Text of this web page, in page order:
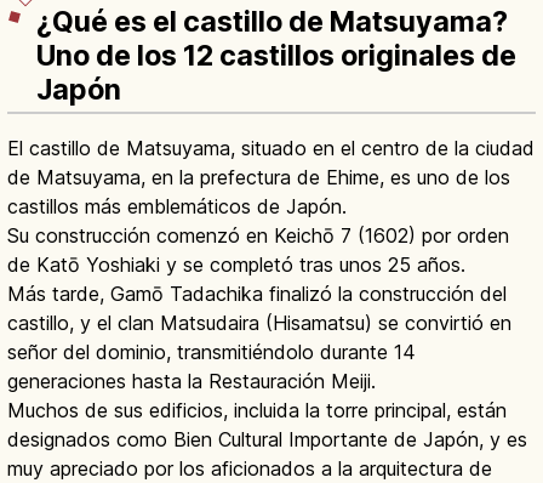
¿Qué es el castillo de Matsuyama?
Uno de los 12 castillos originales de
Japón
El castillo de Matsuyama, situado en el centro de la ciudad
de Matsuyama, en la prefectura de Ehime, es uno de los
castillos más emblemáticos de Japón.
Su construcción comenzó en Keichō 7 (1602) por orden
de Katō Yoshiaki y se completó tras unos 25 años.
Más tarde, Gamō Tadachika finalizó la construcción del
castillo, y el clan Matsudaira (Hisamatsu) se convirtió en
señor del dominio, transmitiéndolo durante 14
generaciones hasta la Restauración Meiji.
Muchos de sus edificios, incluida la torre principal, están
designados como Bien Cultural Importante de Japón, y es
muy apreciado por los aficionados a la arquitectura de